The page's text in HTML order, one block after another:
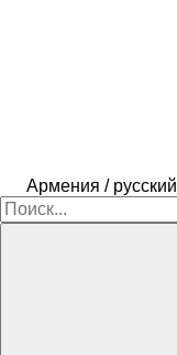
Армения / русский